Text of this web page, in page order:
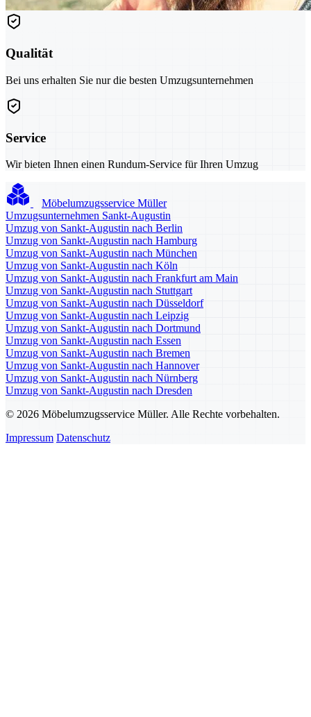
Qualität
Bei uns erhalten Sie nur die besten Umzugsunternehmen
Service
Wir bieten Ihnen einen Rundum-Service für Ihren Umzug
Möbelumzugsservice Müller
Umzugsunternehmen Sankt-Augustin
Umzug von Sankt-Augustin nach Berlin
Umzug von Sankt-Augustin nach Hamburg
Umzug von Sankt-Augustin nach München
Umzug von Sankt-Augustin nach Köln
Umzug von Sankt-Augustin nach Frankfurt am Main
Umzug von Sankt-Augustin nach Stuttgart
Umzug von Sankt-Augustin nach Düsseldorf
Umzug von Sankt-Augustin nach Leipzig
Umzug von Sankt-Augustin nach Dortmund
Umzug von Sankt-Augustin nach Essen
Umzug von Sankt-Augustin nach Bremen
Umzug von Sankt-Augustin nach Hannover
Umzug von Sankt-Augustin nach Nürnberg
Umzug von Sankt-Augustin nach Dresden
© 2026 Möbelumzugsservice Müller. Alle Rechte vorbehalten.
Impressum Datenschutz